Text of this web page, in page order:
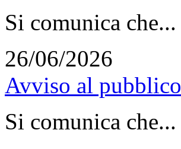
Si comunica che...
26/06/2026
Avviso al pubblico
Si comunica che...